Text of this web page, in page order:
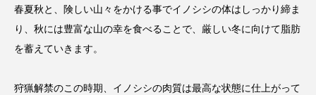
春夏秋と、険しい山々をかける事でイノシシの体はしっかり締ま
り、秋には豊富な山の幸を食べることで、厳しい冬に向けて脂肪
を蓄えていきます。
狩猟解禁のこの時期、イノシシの肉質は最高な状態に仕上がって